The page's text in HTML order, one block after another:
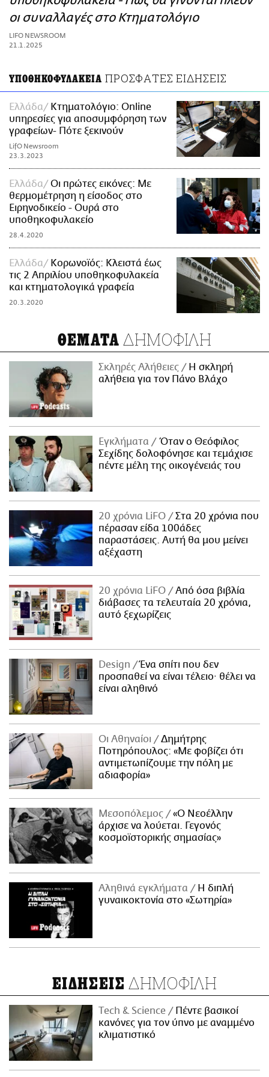
ΑΜΠΑ
PRINT
οι συναλλαγές στο Κτηματολόγιο
LIFO NEWSROOM
21.1.2025
ΥΠΟΘΗΚΟΦΥΛΑΚΕΙΑ ΠΡΟΣΦΑΤΕΣ ΕΙΔΗΣΕΙΣ
Ελλάδα
Κτηματολόγιο: Online
υπηρεσίες για αποσυμφόρηση των
γραφείων- Πότε ξεκινούν
LifO Newsroom
23.3.2023
Ελλάδα
Οι πρώτες εικόνες: Με
θερμομέτρηση η είσοδος στο
Ειρηνοδικείο - Ουρά στο
υποθηκοφυλακείο
28.4.2020
Ελλάδα
Κορωνοϊός: Κλειστά έως
τις 2 Απριλίου υποθηκοφυλακεία
και κτηματολογικά γραφεία
20.3.2020
ΘΕΜΑΤΑ ΔΗΜΟΦΙΛΗ
Σκληρές Αλήθειες
H σκληρή
αλήθεια για τον Πάνο Βλάχο
Εγκλήματα
Όταν ο Θεόφιλος
Σεχίδης δολοφόνησε και τεμάχισε
πέντε μέλη της οικογένειάς του
20 χρόνια LiFO
Στα 20 χρόνια που
πέρασαν είδα 100άδες
παραστάσεις. Αυτή θα μου μείνει
αξέχαστη
20 χρόνια LiFO
Από όσα βιβλία
διάβασες τα τελευταία 20 χρόνια,
αυτό ξεχωρίζεις
Design
Ένα σπίτι που δεν
προσπαθεί να είναι τέλειο· θέλει να
είναι αληθινό
Οι Αθηναίοι
Δημήτρης
Ποτηρόπουλος: «Με φοβίζει ότι
αντιμετωπίζουμε την πόλη με
αδιαφορία»
Μεσοπόλεμος
«Ο Νεοέλλην
άρχισε να λούεται. Γεγονός
κοσμοϊστορικής σημασίας»
Αληθινά εγκλήματα
Η διπλή
γυναικοκτονία στο «Σωτηρία»
ΕΙΔΗΣΕΙΣ ΔΗΜΟΦΙΛΗ
Τech & Science
Πέντε βασικοί
κανόνες για τον ύπνο με αναμμένο
κλιματιστικό